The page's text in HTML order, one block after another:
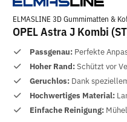
ELMASLINE 3D Gummimatten &
OPEL Astra J Kombi
Passgenau: Perfekte
Hoher Rand:Schützt vor
Geruchlos: Dank
Hochwertiges Material:
Einfache Reinigung: